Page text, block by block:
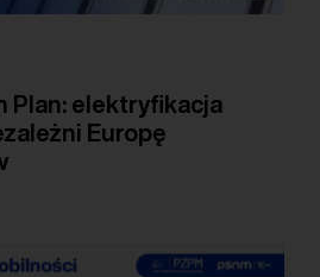
Plan: elektryfikacja
Europę